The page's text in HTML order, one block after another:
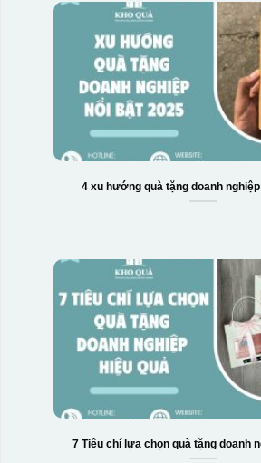
4 xu hướng quà tặng doanh
7 Tiêu chí lựa chọn quà tặng doanh